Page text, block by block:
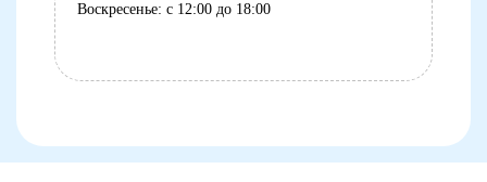
Воскресенье: с 12:00 до 18:00